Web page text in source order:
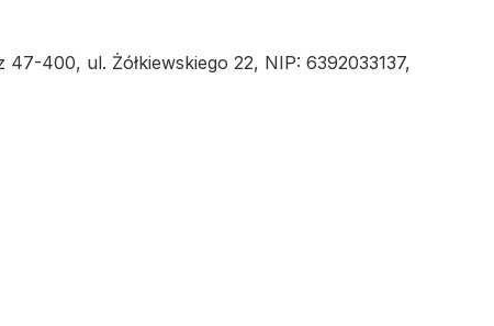
400, ul. Żółkiewskiego 22, NIP: 6392033137,